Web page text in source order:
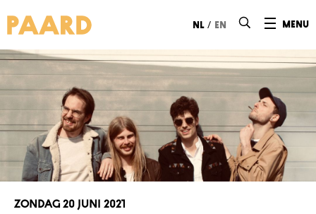
menu
nl / en
zondag 20 juni 2021